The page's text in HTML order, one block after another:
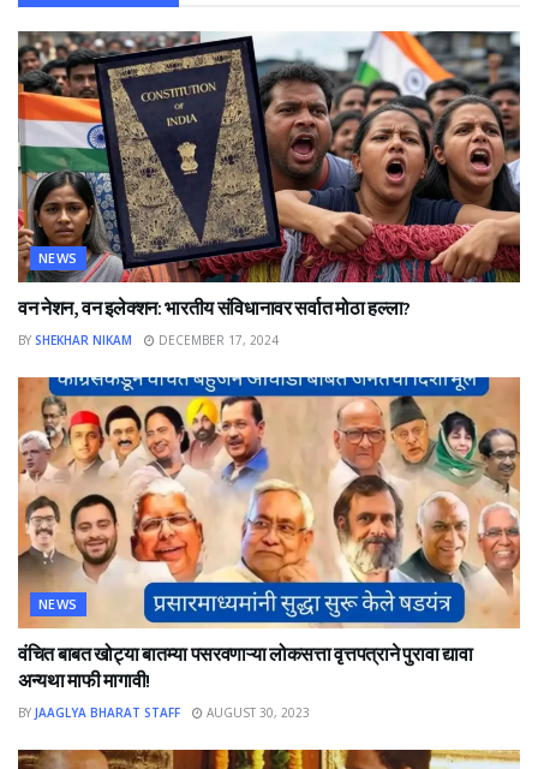
NEWS
वन नेशन, वन इलेक्शन: भारतीय संविधानावर सर्वात मोठा हल्ला?
BY SHEKHAR NIKAM DECEMBER 17, 2024
NEWS
वंचित बाबत खोट्या बातम्या पसरवणाऱ्या लोकसत्ता वृत्तपत्राने पुरावा द्यावा
अन्यथा माफी मागावी!
BY JAAGLYA BHARAT STAFF AUGUST 30, 2023